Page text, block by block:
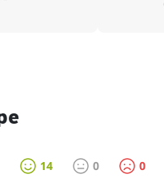
14 0 0